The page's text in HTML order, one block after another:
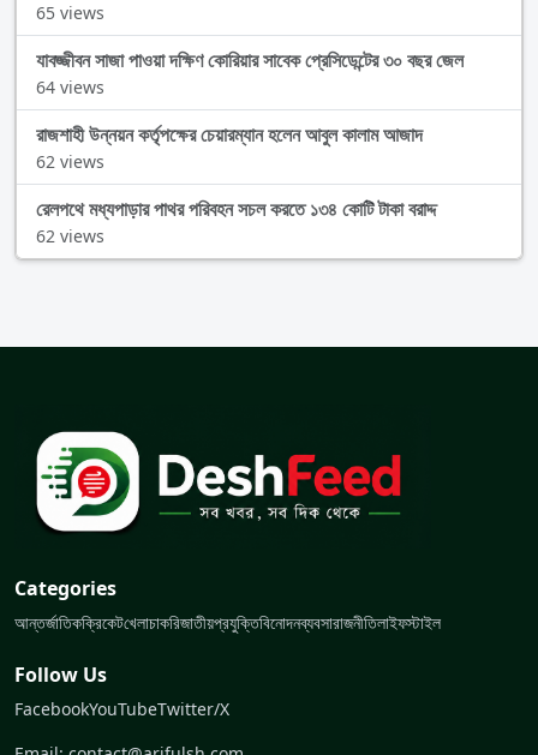
65 views
যাবজ্জীবন সাজা পাওয়া দক্ষিণ কোরিয়ার সাবেক প্রেসিডেন্টের ৩০ বছর জেল
64 views
রাজশাহী উন্নয়ন কর্তৃপক্ষের চেয়ারম্যান হলেন আবুল কালাম আজাদ
62 views
রেলপথে মধ্যপাড়ার পাথর পরিবহন সচল করতে ১৩৪ কোটি টাকা বরাদ্দ
62 views
Categories
আন্তর্জাতিকক্রিকেটখেলাচাকরিজাতীয়প্রযুক্তিবিনোদনব্যবসারাজনীতিলাইফস্টাইল
Follow Us
FacebookYouTubeTwitter/X